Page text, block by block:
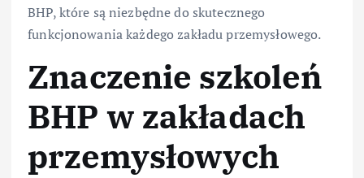
BHP, które są niezbędne do skutecznego
funkcjonowania każdego zakładu przemysłowego.
Znaczenie szkoleń
BHP w zakładach
przemysłowych